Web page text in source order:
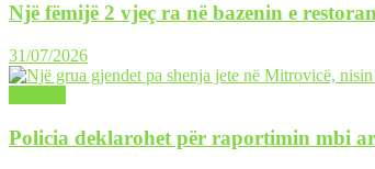
Një fëmijë 2 vjeç ra në bazenin e
31/07/2026
Policia deklarohet për raportimin mbi